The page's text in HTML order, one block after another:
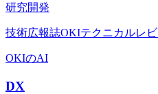
研究開発
技術広報誌OKIテクニカルレ
OKIのAI
DX